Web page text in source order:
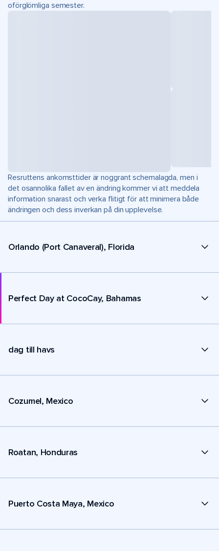
oförglömliga semester.
Resruttens ankomsttider är noggrant schemalagda, men i
det osannolika fallet av en ändring kommer vi att meddela
information snarast och verka flitigt för att minimera både
ändringen och dess inverkan på din upplevelse.
Orlando (Port Canaveral), Florida
Perfect Day at CocoCay, Bahamas
dag till havs
Cozumel, Mexico
Roatan, Honduras
Puerto Costa Maya, Mexico